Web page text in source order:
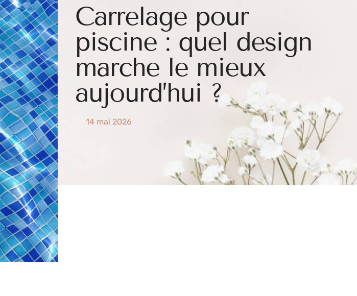
Carrelage pour
piscine : quel design
marche le mieux
aujourd’hui ?
14 mai 2026